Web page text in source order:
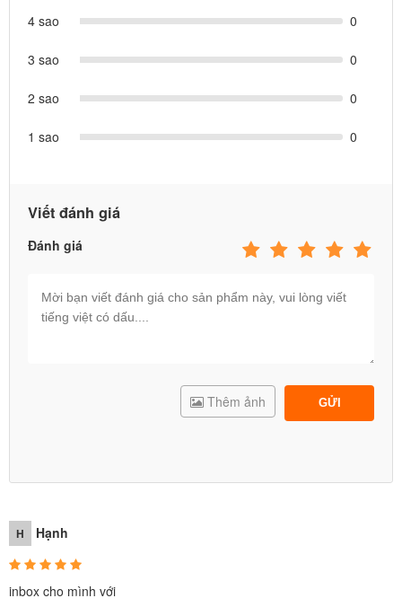
4 sao 0
3 sao 0
2 sao 0
1 sao 0
Viết đánh giá
Đánh giá
GỬI
Thêm ảnh
H Hạnh
inbox cho mình với